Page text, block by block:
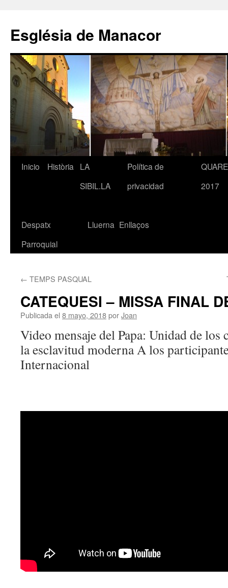
contenido
Església de Manacor
Inicio Història
LA
SIBIL.LA
Política de
privacidad
2017
Despatx
Parroquial
Lluerna Enllaços
← TEMPS PASQUAL
CATEQUESI – MISSA FINAL
Publicada el 8 mayo, 2018porJoan
Video mensaje del Papa: Unidad de los
la esclavitud moderna A los
Internacional